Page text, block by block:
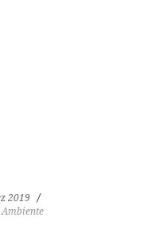
2019